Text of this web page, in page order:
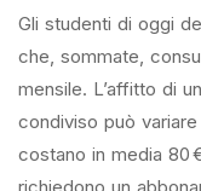
Gli studenti di oggi
che, sommate,
mensile. L’affitto di
condiviso può
costano in media 80